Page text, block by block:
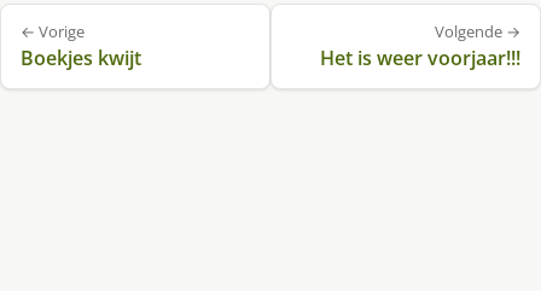
Bericht
navigatie
← Vorige
Boekjes kwijt
Volgende →
Het is weer voorjaar!!!